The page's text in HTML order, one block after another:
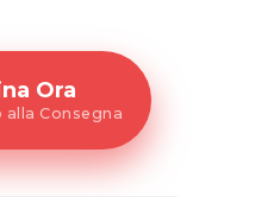
Ora
Consegna